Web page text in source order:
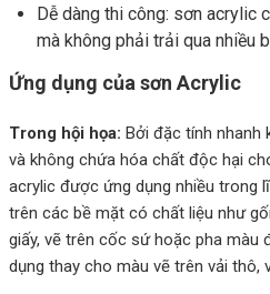
Dễ dàng thi công: sơn acrylic
mà không phải trải qua nhiều
Ứng dụng của sơn Acrylic
Trong hội họa: Bởi đặc tính nhanh
và không chứa hóa chất độc hại
acrylic được ứng dụng nhiều trong
trên các bề mặt có chất liệu như
giấy, vẽ trên cốc sứ hoặc pha màu
dụng thay cho màu vẽ trên vải thô,